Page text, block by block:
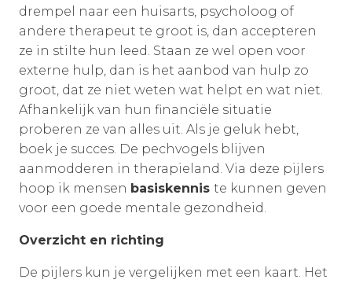
drempel naar een huisarts, psycholoog of
andere therapeut te groot is, dan accepteren
ze in stilte hun leed. Staan ze wel open voor
externe hulp, dan is het aanbod van hulp zo
groot, dat ze niet weten wat helpt en wat niet.
Afhankelijk van hun financiële situatie
proberen ze van alles uit. Als je geluk hebt,
boek je succes. De pechvogels blijven
aanmodderen in therapieland. Via deze pijlers
hoop ik mensen basiskennis te kunnen geven
voor een goede mentale gezondheid.
Overzicht en richting
De pijlers kun je vergelijken met een kaart. Het